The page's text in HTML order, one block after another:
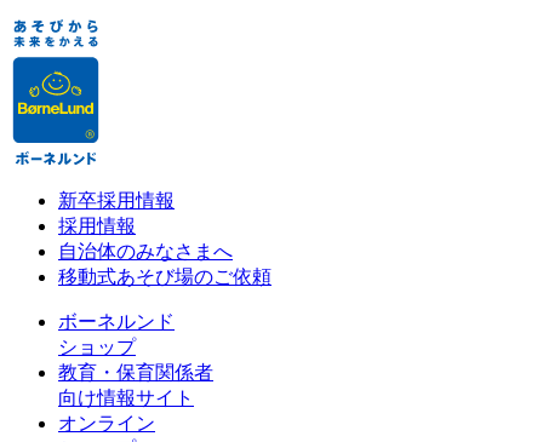
新卒採用情報
採用情報
自治体のみなさまへ
移動式あそび場のご依頼
ボーネルンド
ショップ
教育・保育関係者
向け情報サイト
オンライン